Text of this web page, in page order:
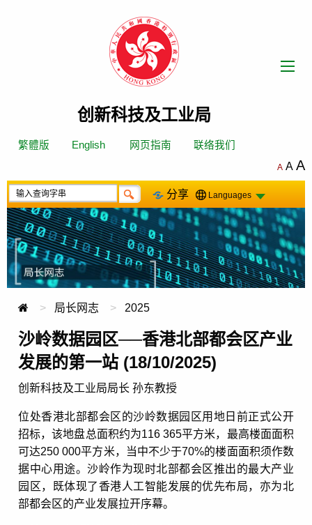
创新科技及工业局
繁體版 English 网页指南 联络我们
A A A
分享 Languages
局长网志 2025
沙岭数据园区──香港北部都会区产业
发展的第一站 (18/10/2025)
创新科技及工业局局长 孙东教授
位处香港北部都会区的沙岭数据园区用地日前正式公开
招标，该地盘总面积约为116 365平方米，最高楼面面积
可达250 000平方米，当中不少于70%的楼面面积须作数
据中心用途。沙岭作为现时北部都会区推出的最大产业
园区，既体现了香港人工智能发展的优先布局，亦为北
部都会区的产业发展拉开序幕。